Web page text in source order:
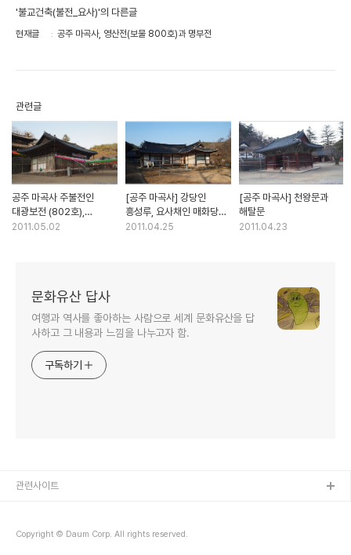
'불교건축(불전_요사)'의 다른글
현재글 공주 마곡사, 영산전(보물 800호)과 명부전
관련글
공주 마곡사 주불전인
대광보전 (802호),
조선후기에 지어진 웅장한
2011.05.02
[공주 마곡사] 강당인
흥성루, 요사채인 매화당과
수선사
2011.04.25
[공주 마곡사] 천왕문과
해탈문
2011.04.23
문화유산 답사
여행과 역사를 좋아하는 사람으로 세계 문화유산을 답
사하고 그 내용과 느낌을 나누고자 함.
구독하기
Copyright © Daum Corp. All rights reserved.
관련사이트